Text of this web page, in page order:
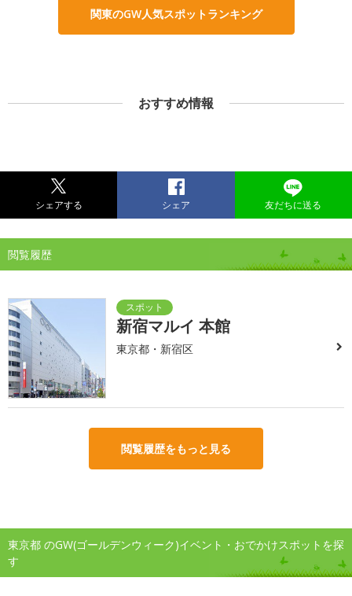
関東のGW人気スポットランキング
おすすめ情報
シェアする シェア 友だちに送る
閲覧履歴
新宿マルイ 本館
東京都・新宿区
閲覧履歴をもっと見る
東京都 のGW(ゴールデンウィーク)イベント・おでかけスポットを探
す